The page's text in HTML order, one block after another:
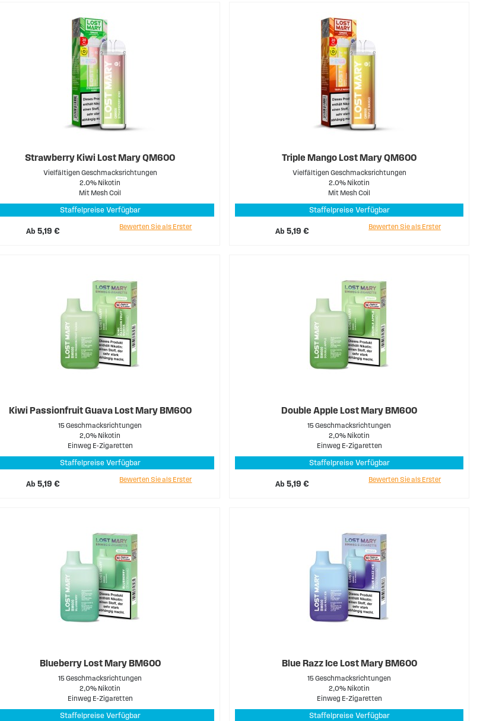
Strawberry Kiwi Lost Mary QM600
Vielfältigen Geschmacksrichtungen
2.0% Nikotin
Mit Mesh Coil
Staffelpreise Verfügbar
Ab5,19 €
Bewerten Sie als Erster
Triple Mango Lost Mary QM600
Vielfältigen Geschmacksrichtungen
2.0% Nikotin
Mit Mesh Coil
Staffelpreise Verfügbar
Ab 5,19 €
Bewerten Sie als Erster
Kiwi Passionfruit Guava Lost Mary BM600
15 Geschmacksrichtungen
2,0% Nikotin
Einweg E-Zigaretten
Staffelpreise Verfügbar
Ab5,19 €
Bewerten Sie als Erster
Double Apple Lost Mary BM600
15 Geschmacksrichtungen
2,0% Nikotin
Einweg E-Zigaretten
Staffelpreise Verfügbar
Ab 5,19 €
Bewerten Sie als Erster
Blueberry Lost Mary BM600
15 Geschmacksrichtungen
2,0% Nikotin
Einweg E-Zigaretten
Staffelpreise Verfügbar
Blue Razz Ice Lost Mary BM600
15 Geschmacksrichtungen
2,0% Nikotin
Einweg E-Zigaretten
Staffelpreise Verfügbar